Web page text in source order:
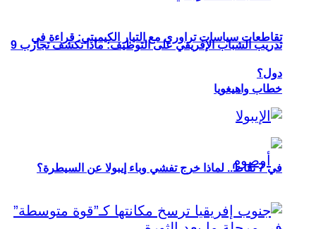
تقاطعات سياسات تراوري مع التيار الكيميتي: قراءة في
خطاب واهيغويا
تدريب الشباب الإفريقي على التوظيف: ماذا تكشف تجارب 9
دول؟
في 7 نقاط.. لماذا خرج تفشي وباء إيبولا عن السيطرة؟